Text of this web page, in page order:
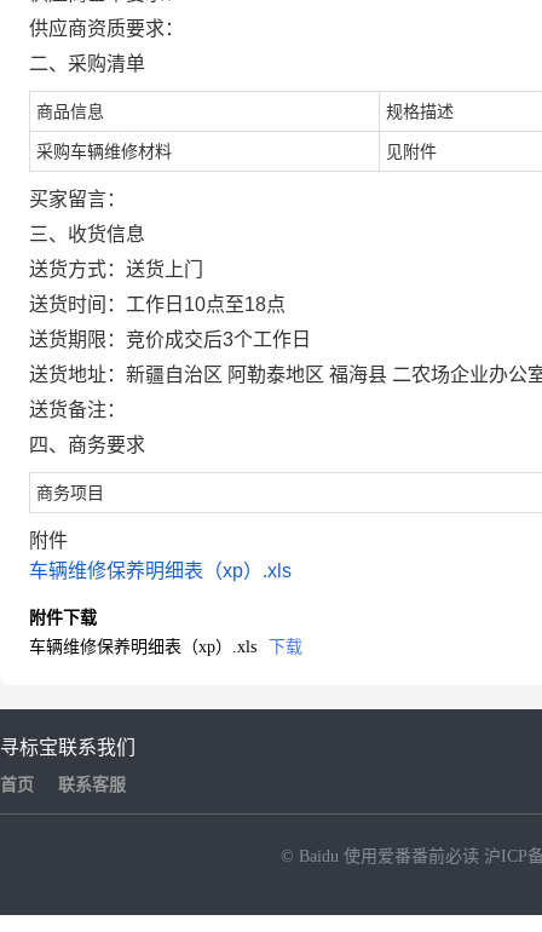
供应商资质要求：
二、采购清单
商品信息 规格描述
采购车辆维修材料 见附件
买家留言：
三、收货信息
送货方式：送货上门
送货时间：工作日10点至18点
送货期限：竞价成交后3个工作日
送货地址：新疆自治区 阿勒泰地区 福海县 二农场企业办公
送货备注：
四、商务要求
商务项目
附件
车辆维修保养明细表（xp）.xls
附件下载
车辆维修保养明细表（xp）.xls
下载
寻标宝
首页
联系我们
联系客服
© Baidu 使用爱番番前必读 沪ICP